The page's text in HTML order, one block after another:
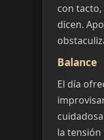
con
dicen.
Balance
El día
la